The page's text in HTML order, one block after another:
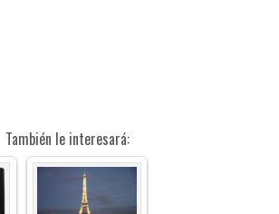
También le interesará: